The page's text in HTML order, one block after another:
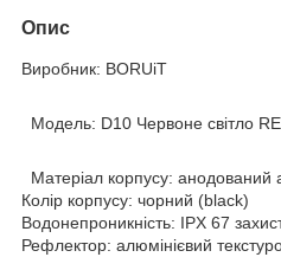
Опис
Виробник: BORUiT
Модель: D10 Червоне світло
Матеріал корпусу: анодований
Колір корпусу: чорний (black)
Водонепроникність: IPX 67
Рефлектор: алюмінієвий